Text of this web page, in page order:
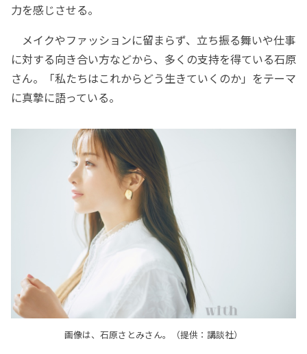
力を感じさせる。
メイクやファッションに留まらず、立ち振る舞いや仕事
に対する向き合い方などから、多くの支持を得ている石原
さん。「私たちはこれからどう生きていくのか」をテーマ
に真摯に語っている。
画像は、石原さとみさん。（提供：講談社）